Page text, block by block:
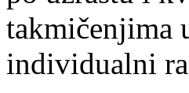
takmičenjima
individualni